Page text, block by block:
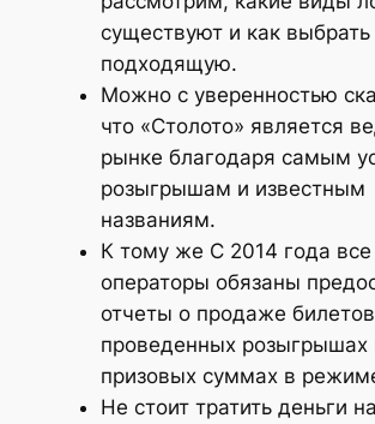
существуют и как выбрать
подходящую.
Можно с уверенностью
что «Столото» является
рынке благодаря самым
розыгрышам и известным
названиям.
К тому же С 2014 года все
операторы обязаны
отчеты о продаже
проведенных розыгрышах
призовых суммах в
Не стоит тратить деньги